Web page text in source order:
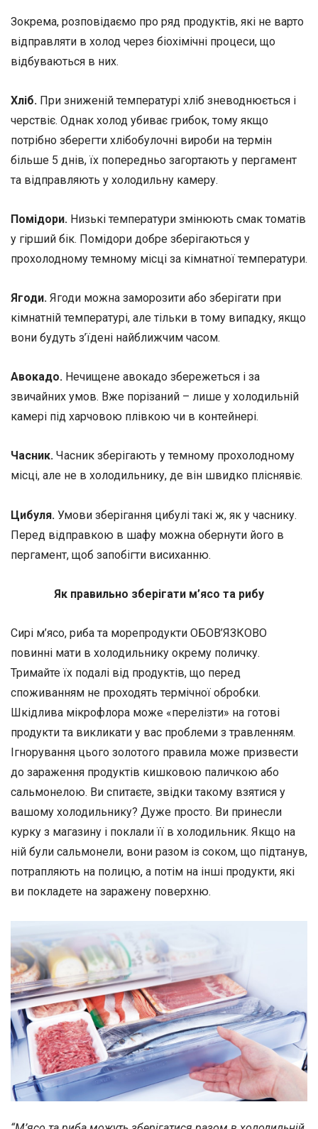
Зокрема, розповідаємо про ряд продуктів, які не варто
відправляти в холод через біохімічні процеси, що
відбуваються в них.
Хліб. При зниженій температурі хліб зневоднюється і
черствіє. Однак холод убиває грибок, тому якщо
потрібно зберегти хлібобулочні вироби на термін
більше 5 днів, їх попередньо загортають у пергамент
та відправляють у холодильну камеру.
Помідори. Низькі температури змінюють смак томатів
у гірший бік. Помідори добре зберігаються у
прохолодному темному місці за кімнатної температури.
Ягоди. Ягоди можна заморозити або зберігати при
кімнатній температурі, але тільки в тому випадку, якщо
вони будуть з’їдені найближчим часом.
Авокадо. Нечищене авокадо збережеться і за
звичайних умов. Вже порізаний – лише у холодильній
камері під харчовою плівкою чи в контейнері.
Часник. Часник зберігають у темному прохолодному
місці, але не в холодильнику, де він швидко пліснявіє.
Цибуля. Умови зберігання цибулі такі ж, як у часнику.
Перед відправкою в шафу можна обернути його в
пергамент, щоб запобігти висиханню.
Як правильно зберігати м’ясо та рибу
Сирі м’ясо, риба та морепродукти ОБОВ’ЯЗКОВО
повинні мати в холодильнику окрему поличку.
Тримайте їх подалі від продуктів, що перед
споживанням не проходять термічної обробки.
Шкідлива мікрофлора може «перелізти» на готові
продукти та викликати у вас проблеми з травленням.
Ігнорування цього золотого правила може призвести
до зараження продуктів кишковою паличкою або
сальмонелою. Ви спитаєте, звідки такому взятися у
вашому холодильнику? Дуже просто. Ви принесли
курку з магазину і поклали її в холодильник. Якщо на
ній були сальмонели, вони разом із соком, що підтанув,
потрапляють на полицю, а потім на інші продукти, які
ви покладете на заражену поверхню.